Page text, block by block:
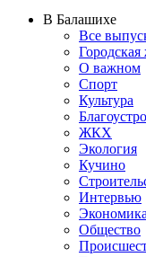
В Балашихе
Все
Городская
О важном
Спорт
Культура
ЖКХ
Экология
Кучино
Интервью
Экономика
Общество